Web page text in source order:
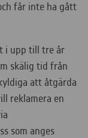
får inte ha gått
upp till tre år
skälig tid från
att åtgärda
reklamera en
som anges